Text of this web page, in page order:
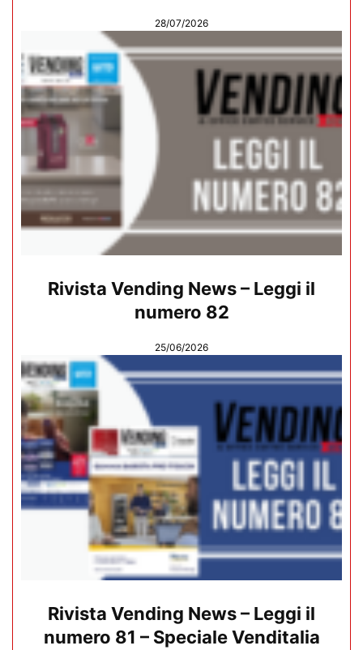
28/07/2026
Rivista Vending News – Leggi il
numero 82
25/06/2026
Rivista Vending News – Leggi il
numero 81 – Speciale Venditalia